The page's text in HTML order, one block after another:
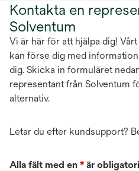
Kontakta en
Solventum
Vi är här för att hjälpa dig!
kan förse dig med
dig. Skicka in formuläret
representant från Solventum
alternativ.
Letar du efter kundsupport?
Alla fält med en * är